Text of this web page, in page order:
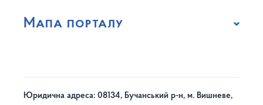
Мапа порталу
Юридична адреса: 08134, Бучанський р-н, м. Вишневе,